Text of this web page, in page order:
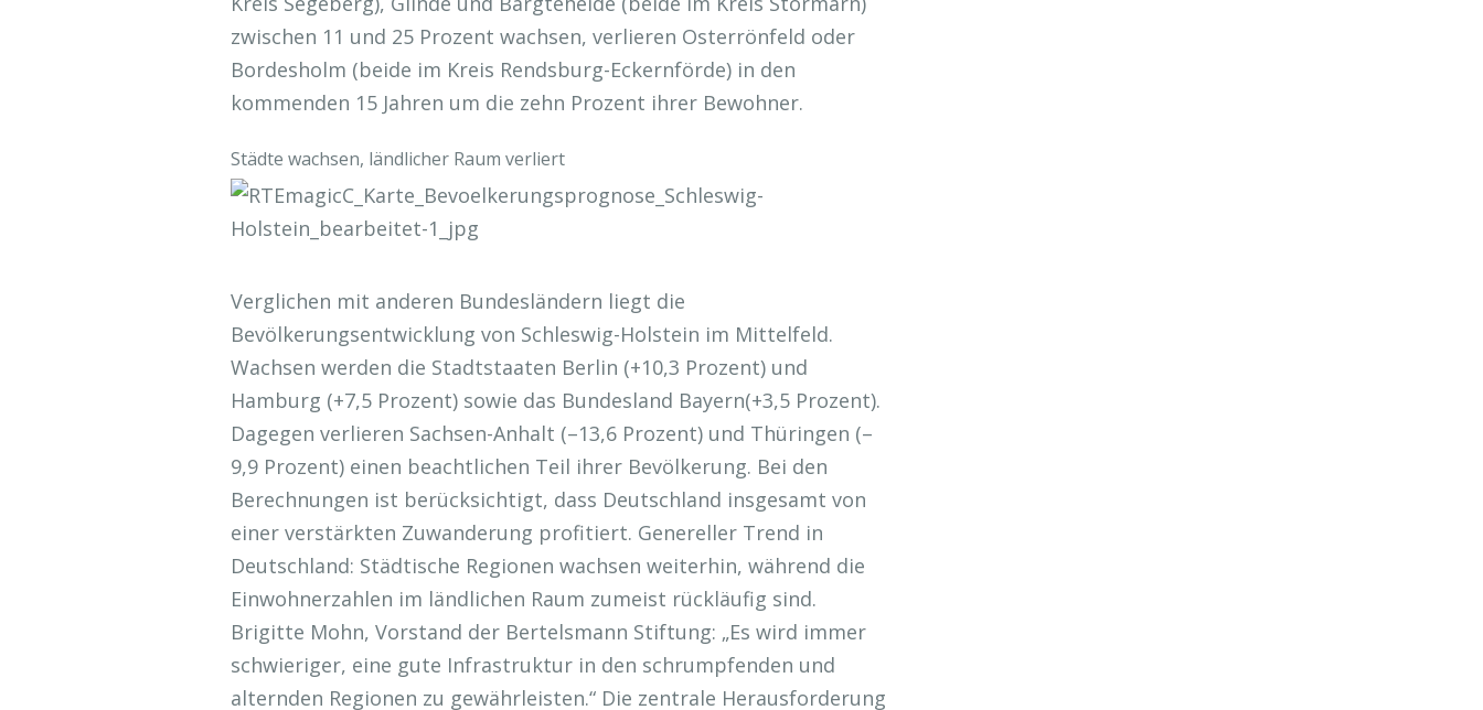
zwischen 11 und 25 Prozent wachsen, verlieren Osterrönfeld oder
Bordesholm (beide im Kreis Rendsburg-Eckernförde) in den
kommenden 15 Jahren um die zehn Prozent ihrer Bewohner.
Städte wachsen, ländlicher Raum verliert
Verglichen mit anderen Bundesländern liegt die
Bevölkerungsentwicklung von Schleswig-Holstein im Mittelfeld.
Wachsen werden die Stadtstaaten Berlin (+10,3 Prozent) und
Hamburg (+7,5 Prozent) sowie das Bundesland Bayern(+3,5 Prozent).
Dagegen verlieren Sachsen-Anhalt (–13,6 Prozent) und Thüringen (–
9,9 Prozent) einen beachtlichen Teil ihrer Bevölkerung. Bei den
Berechnungen ist berücksichtigt, dass Deutschland insgesamt von
einer verstärkten Zuwanderung profitiert. Genereller Trend in
Deutschland: Städtische Regionen wachsen weiterhin, während die
Einwohnerzahlen im ländlichen Raum zumeist rückläufig sind.
Brigitte Mohn, Vorstand der Bertelsmann Stiftung: „Es wird immer
schwieriger, eine gute Infrastruktur in den schrumpfenden und
alternden Regionen zu gewährleisten.“ Die zentrale Herausforderung